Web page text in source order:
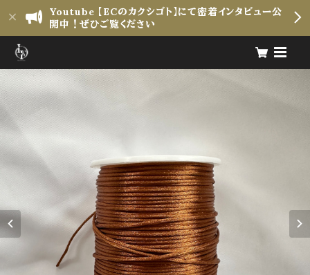
Youtube 【ECのカクシゴト】にて密着インタビュー公
開中！ぜひご覧ください